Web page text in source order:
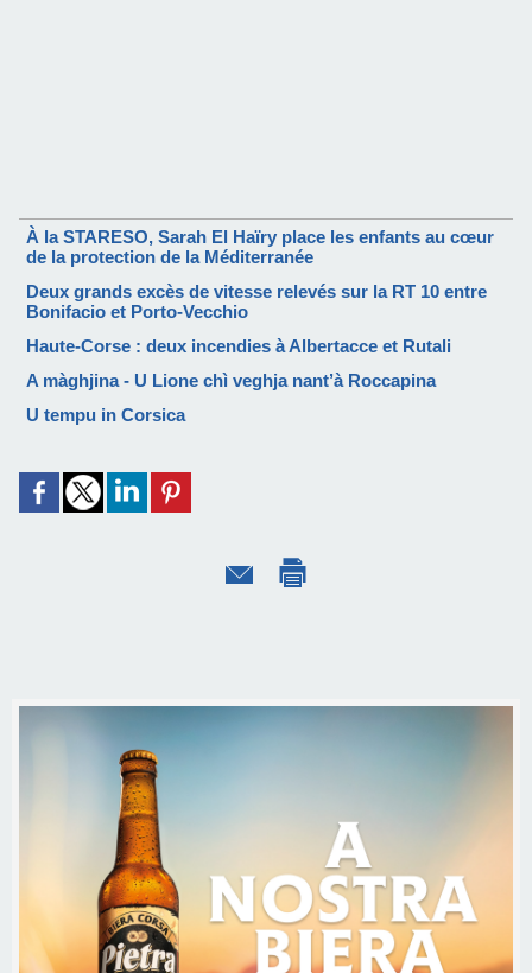
À la STARESO, Sarah El Haïry place les enfants au cœur
de la protection de la Méditerranée
Deux grands excès de vitesse relevés sur la RT 10 entre
Bonifacio et Porto-Vecchio
Haute-Corse : deux incendies à Albertacce et Rutali
A màghjina - U Lione chì veghja nant’à Roccapina
U tempu in Corsica